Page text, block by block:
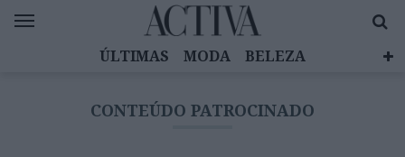
ÚLTIMAS MODA
BELEZA
EMOÇÕES
MULHERES INSPIRADORAS
CONTEÚDO PATROCINADO